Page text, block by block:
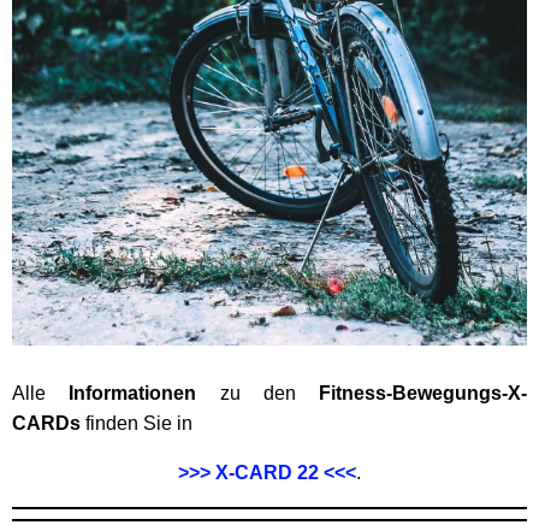
Alle Informationen zu den
Fitness-Bewegungs-X-
CARDs finden Sie in
>>> X-CARD 22 <<<.